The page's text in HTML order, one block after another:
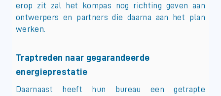
erop zit zal het kompas nog richting geven aan
ontwerpers en partners die daarna aan het plan
werken.
Traptreden naar gegarandeerde
energieprestatie
Daarnaast heeft hun bureau een getrapte